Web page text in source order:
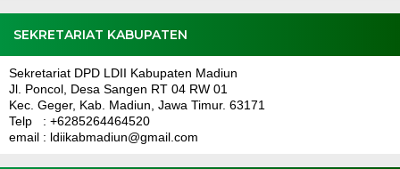
SEKRETARIAT KABUPATEN
Sekretariat DPD LDII Kabupaten Madiun
Jl. Poncol, Desa Sangen RT 04 RW 01
Kec. Geger, Kab. Madiun, Jawa Timur. 63171
Telp : +6285264464520
email : ldiikabmadiun@gmail.com